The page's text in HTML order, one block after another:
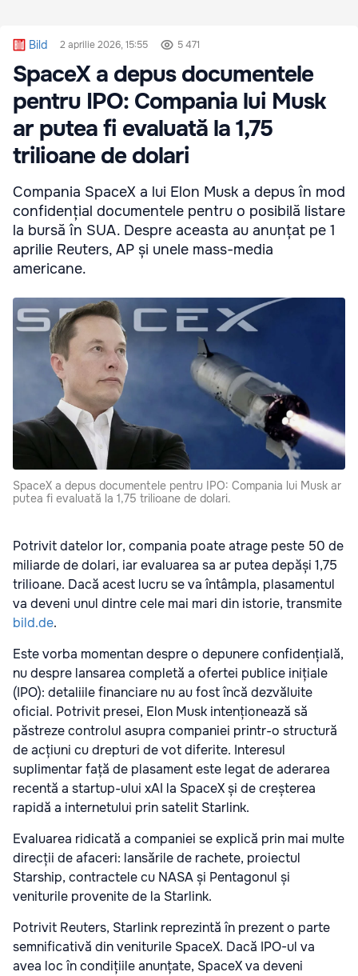
Bild 2 aprilie 2026, 15:55 5 471
SpaceX a depus documentele
pentru IPO: Compania lui Musk
ar putea fi evaluată la 1,75
trilioane de dolari
Compania SpaceX a lui Elon Musk a depus în mod
confidențial documentele pentru o posibilă listare
la bursă în SUA. Despre aceasta au anunțat pe 1
aprilie Reuters, AP și unele mass-media
americane.
SpaceX a depus documentele pentru IPO: Compania lui Musk ar
putea fi evaluată la 1,75 trilioane de dolari.
Potrivit datelor lor, compania poate atrage peste 50 de
miliarde de dolari, iar evaluarea sa ar putea depăși 1,75
trilioane. Dacă acest lucru se va întâmpla, plasamentul
va deveni unul dintre cele mai mari din istorie, transmite
bild.de.
Este vorba momentan despre o depunere confidențială,
nu despre lansarea completă a ofertei publice inițiale
(IPO): detaliile financiare nu au fost încă dezvăluite
oficial. Potrivit presei, Elon Musk intenționează să
păstreze controlul asupra companiei printr-o structură
de acțiuni cu drepturi de vot diferite. Interesul
suplimentar față de plasament este legat de aderarea
recentă a startup-ului xAI la SpaceX și de creșterea
rapidă a internetului prin satelit Starlink.
Evaluarea ridicată a companiei se explică prin mai multe
direcții de afaceri: lansările de rachete, proiectul
Starship, contractele cu NASA și Pentagonul și
veniturile provenite de la Starlink.
Potrivit Reuters, Starlink reprezintă în prezent o parte
semnificativă din veniturile SpaceX. Dacă IPO-ul va
avea loc în condițiile anunțate, SpaceX va deveni